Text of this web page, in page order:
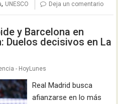
, UNESCO Deja un comentario
y Barcelona en
Duelos decisivos en La
- HoyLunes
Real Madrid busca
afianzarse en lo más